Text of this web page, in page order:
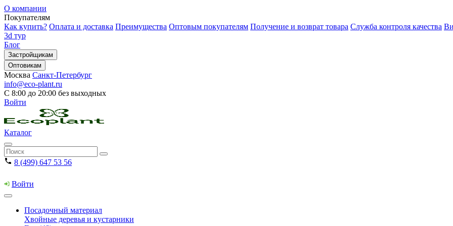
О компании
Покупателям
Как купить? Оплата и доставка Преимущества Оптовым покупателям Получение и возврат товара Служба контроля качества
3d тур
Блог
Застройщикам
Оптовикам
Москва Санкт-Петербург
info@eco-plant.ru
С 8:00 до 20:00 без выходных
Войти
Каталог
8 (499) 647 53 56
Войти
Посадочный материал
Хвойные деревья и кустарники